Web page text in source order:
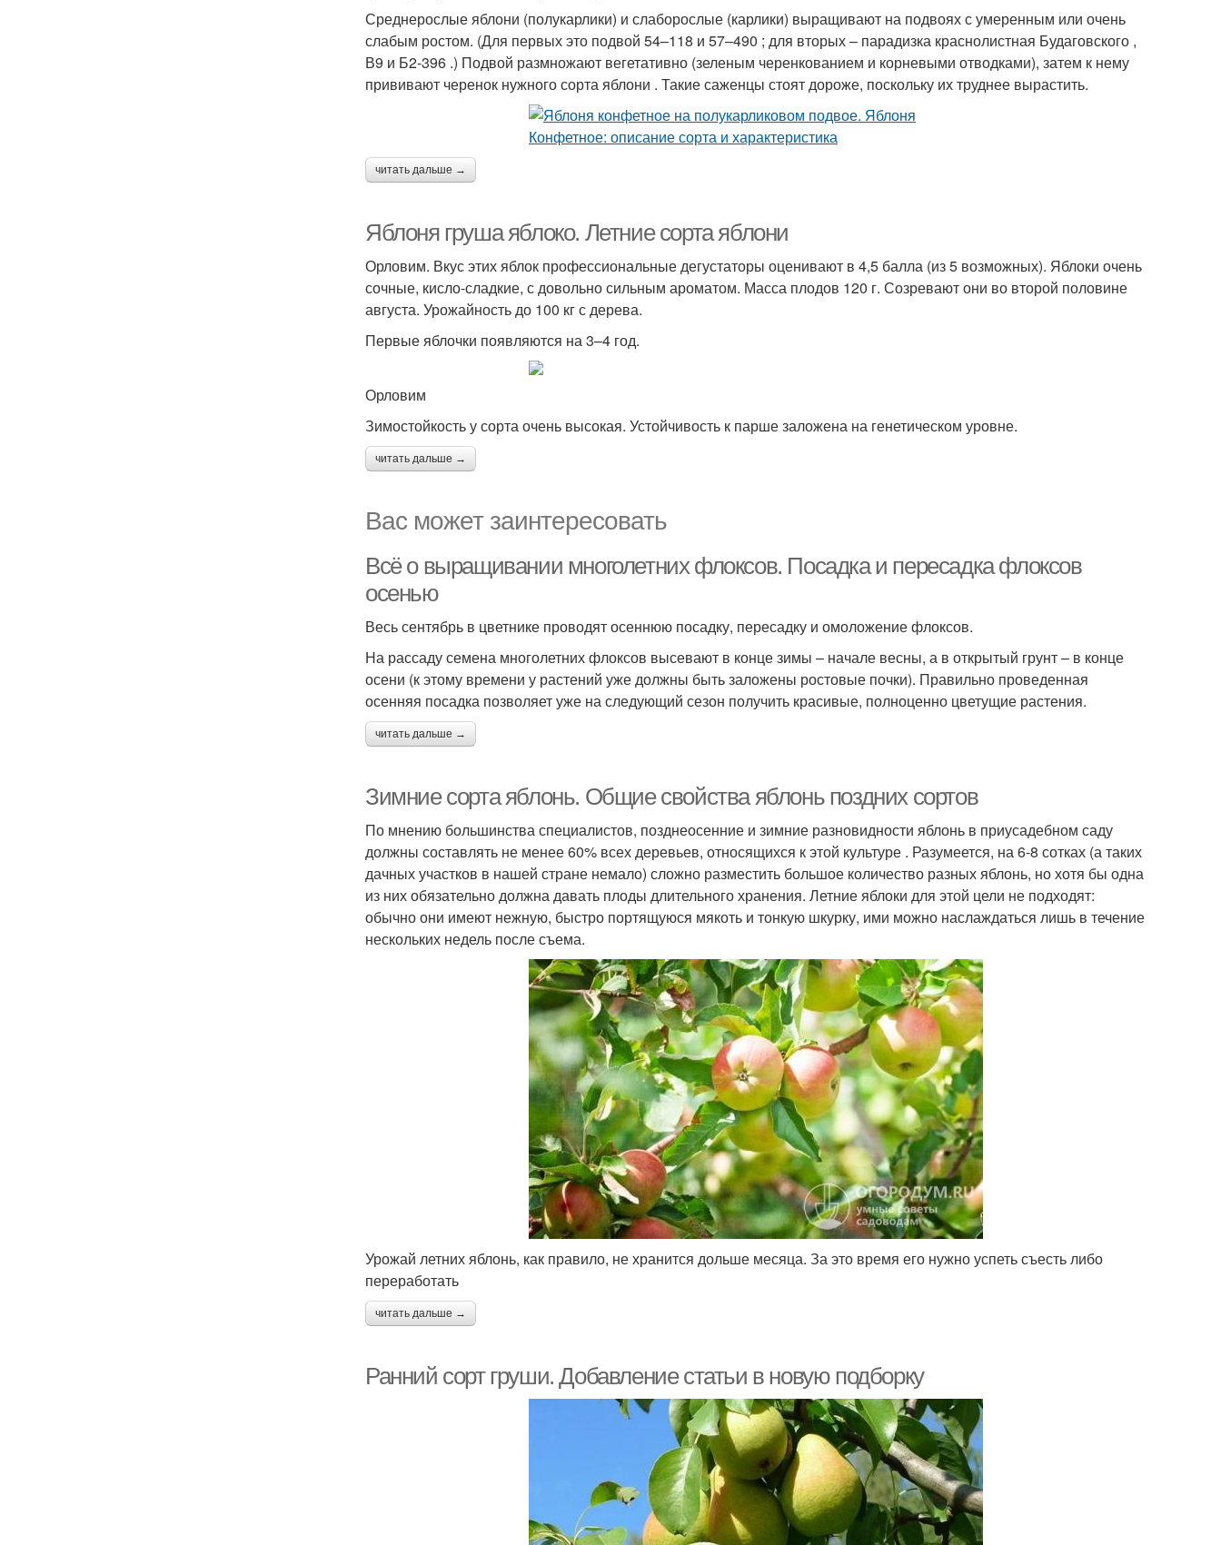
Среднерослые яблони (полукарлики) и слаборослые (карлики) выращивают на подвоях с умеренным или очень
слабым ростом. (Для первых это подвой 54–118 и 57–490 ; для вторых – парадизка краснолистная Будаговского ,
В9 и Б2-396 .) Подвой размножают вегетативно (зеленым черенкованием и корневыми отводками), затем к нему
прививают черенок нужного сорта яблони . Такие саженцы стоят дороже, поскольку их труднее вырастить.
читать дальше →
Яблоня груша яблоко. Летние сорта яблони
Орловим. Вкус этих яблок профессиональные дегустаторы оценивают в 4,5 балла (из 5 возможных). Яблоки очень
сочные, кисло-сладкие, с довольно сильным ароматом. Масса плодов 120 г. Созревают они во второй половине
августа. Урожайность до 100 кг с дерева.
Первые яблочки появляются на 3–4 год.
Орловим
Зимостойкость у сорта очень высокая. Устойчивость к парше заложена на генетическом уровне.
читать дальше →
Вас может заинтересовать
Всё о выращивании многолетних флоксов. Посадка и пересадка флоксов
осенью
Весь сентябрь в цветнике проводят осеннюю посадку, пересадку и омоложение флоксов.
На рассаду семена многолетних флоксов высевают в конце зимы – начале весны, а в открытый грунт – в конце
осени (к этому времени у растений уже должны быть заложены ростовые почки). Правильно проведенная
осенняя посадка позволяет уже на следующий сезон получить красивые, полноценно цветущие растения.
читать дальше →
Зимние сорта яблонь. Общие свойства яблонь поздних сортов
По мнению большинства специалистов, позднеосенние и зимние разновидности яблонь в приусадебном саду
должны составлять не менее 60% всех деревьев, относящихся к этой культуре . Разумеется, на 6-8 сотках (а таких
дачных участков в нашей стране немало) сложно разместить большое количество разных яблонь, но хотя бы одна
из них обязательно должна давать плоды длительного хранения. Летние яблоки для этой цели не подходят:
обычно они имеют нежную, быстро портящуюся мякоть и тонкую шкурку, ими можно наслаждаться лишь в течение
нескольких недель после съема.
Урожай летних яблонь, как правило, не хранится дольше месяца. За это время его нужно успеть съесть либо
переработать
читать дальше →
Ранний сорт груши. Добавление статьи в новую подборку